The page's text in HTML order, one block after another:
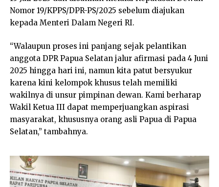
Nomor 19/KPPS/DPR-PS/2025 sebelum diajukan
kepada Menteri Dalam Negeri RI.
“Walaupun proses ini panjang sejak pelantikan
anggota DPR Papua Selatan jalur afirmasi pada 4 Juni
2025 hingga hari ini, namun kita patut bersyukur
karena kini kelompok khusus telah memiliki
wakilnya di unsur pimpinan dewan. Kami berharap
Wakil Ketua III dapat memperjuangkan aspirasi
masyarakat, khususnya orang asli Papua di Papua
Selatan,” tambahnya.